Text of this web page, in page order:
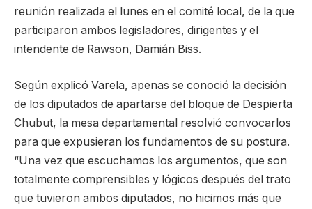
reunión realizada el lunes en el comité local, de la que
participaron ambos legisladores, dirigentes y el
intendente de Rawson, Damián Biss.
Según explicó Varela, apenas se conoció la decisión
de los diputados de apartarse del bloque de Despierta
Chubut, la mesa departamental resolvió convocarlos
para que expusieran los fundamentos de su postura.
“Una vez que escuchamos los argumentos, que son
totalmente comprensibles y lógicos después del trato
que tuvieron ambos diputados, no hicimos más que